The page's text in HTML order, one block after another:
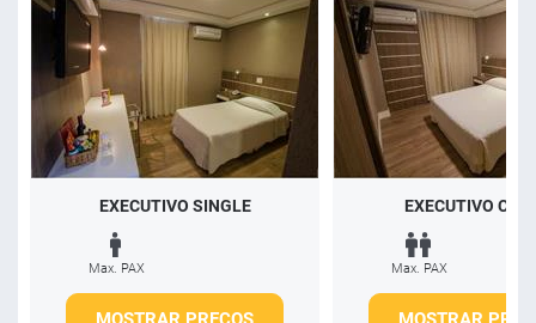
EXECUTIVO SINGLE
Max. PAX
EXECUTIVO
Max. PAX